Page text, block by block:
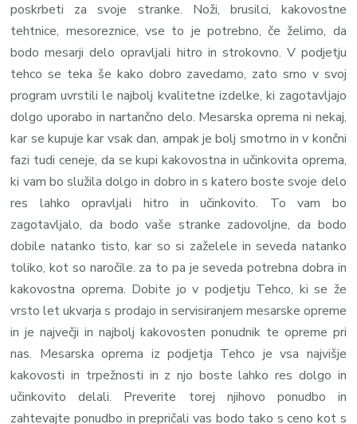
poskrbeti za svoje stranke. Noži, brusilci, kakovostne
tehtnice, mesoreznice, vse to je potrebno, če želimo, da
bodo mesarji delo opravljali hitro in strokovno. V podjetju
tehco se teka še kako dobro zavedamo, zato smo v svoj
program uvrstili le najbolj kvalitetne izdelke, ki zagotavljajo
dolgo uporabo in nartančno delo. Mesarska oprema ni nekaj,
kar se kupuje kar vsak dan, ampak je bolj smotrno in v končni
fazi tudi ceneje, da se kupi kakovostna in učinkovita oprema,
ki vam bo služila dolgo in dobro in s katero boste svoje delo
res lahko opravljali hitro in učinkovito. To vam bo
zagotavljalo, da bodo vaše stranke zadovoljne, da bodo
dobile natanko tisto, kar so si zaželele in seveda natanko
toliko, kot so naročile. za to pa je seveda potrebna dobra in
kakovostna oprema. Dobite jo v podjetju Tehco, ki se že
vrsto let ukvarja s prodajo in servisiranjem mesarske opreme
in je največji in najbolj kakovosten ponudnik te opreme pri
nas. Mesarska oprema iz podjetja Tehco je vsa najvišje
kakovosti in trpežnosti in z njo boste lahko res dolgo in
učinkovito delali. Preverite torej njihovo ponudbo in
zahtevajte ponudbo in prepričali vas bodo tako s ceno kot s